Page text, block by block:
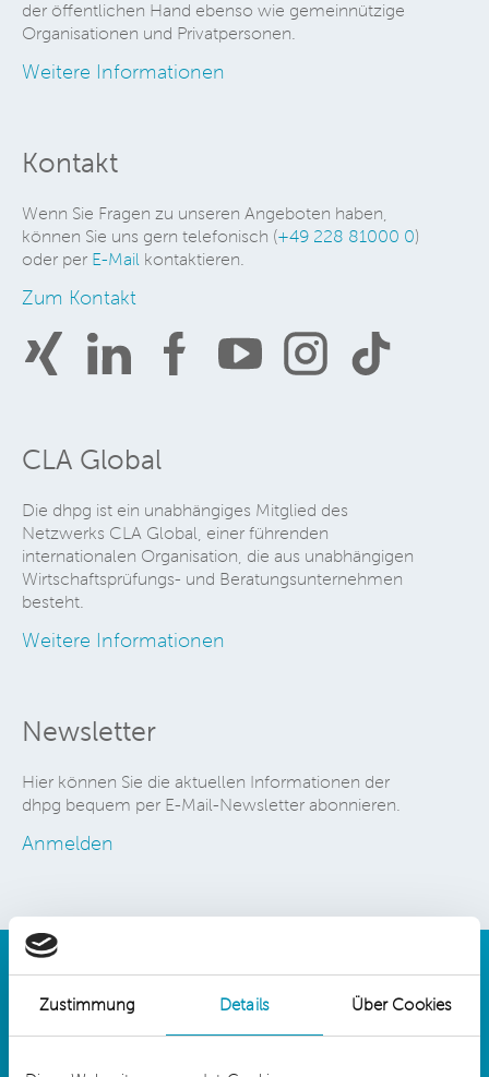
Zustimmung Details Über Cookies
der öffentlichen Hand ebenso wie gemeinnützige
Organisationen und Privatpersonen.
Weitere Informationen
Kontakt
Wenn Sie Fragen zu unseren Angeboten haben,
können Sie uns gern telefonisch (+49 228 81000 0)
oder per E-Mail kontaktieren.
Zum Kontakt
CLA Global
Die dhpg ist ein unabhängiges Mitglied des
Netzwerks CLA Global, einer führenden
internationalen Organisation, die aus unabhängigen
Wirtschaftsprüfungs- und Beratungsunternehmen
besteht.
Weitere Informationen
Newsletter
Hier können Sie die aktuellen Informationen der
dhpg bequem per E-Mail-Newsletter abonnieren.
Anmelden